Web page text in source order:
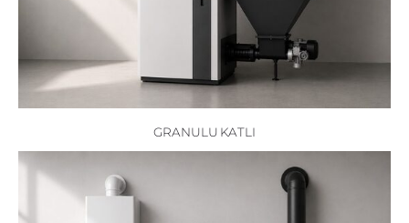
GRANULU KATLI